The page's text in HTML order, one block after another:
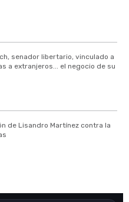
senador libertario, vinculado a
a extranjeros... el negocio de su
de Lisandro Martínez contra la